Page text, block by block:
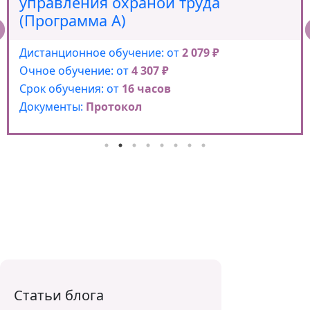
(Программа А)
Дистанционное обучение: от2 079 ₽
Очное обучение: от4 307 ₽
Срок обучения: от 16 часов
Документы: Протокол
Статьи блога